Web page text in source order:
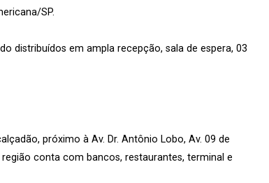
SP.
distribuídos em ampla recepção, sala de espera, 03
próximo à Av. Dr. Antônio Lobo, Av. 09 de
conta com bancos, restaurantes, terminal e